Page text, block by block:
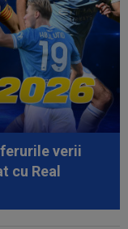
lui Julian
Perez
după 0-5 cu
naţional şi au
verii
cu Real